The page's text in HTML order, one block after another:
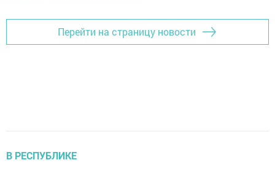
Перейти на страницу новости
В РЕСПУБЛИКЕ